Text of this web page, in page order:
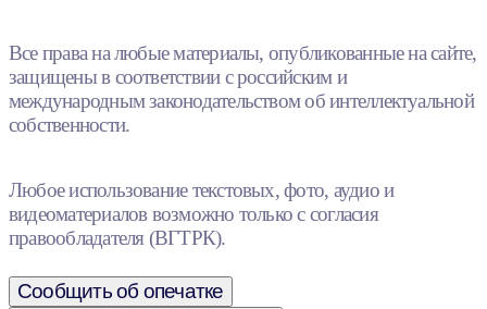
Все права на любые материалы, опубликованные на сайте,
защищены в соответствии с российским и
международным законодательством об интеллектуальной
собственности.
Любое использование текстовых, фото, аудио и
видеоматериалов возможно только с согласия
правообладателя (ВГТРК).
Сообщить об опечатке